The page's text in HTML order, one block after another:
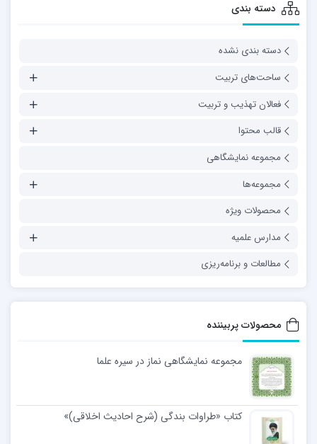
دسته بندی
دسته بندی نشده
ساحت‌های تربیت
فعالان تهذیب و تربیت
قالب محتوا
مجموعه نمایشگاهی
مجموعه‌ها
محصولات ویژه
مدارس علمیه
مطالعات و برنامه‌ریزی
محصولات پربیننده
مجموعه نمایشگاهی نماز در سیره علما
کتاب «طراوات بندگی (شرح احادیث اخلاقی)»